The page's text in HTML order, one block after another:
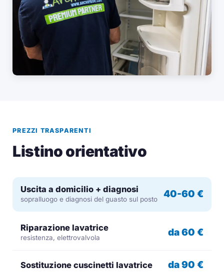
PREZZI TRASPARENTI
Listino orientativo
Uscita a domicilio + diagnosi
sopralluogo e diagnosi del guasto sul posto 40-60 €
Riparazione lavatrice
resistenza, elettrovalvola da 60 €
Sostituzione cuscinetti lavatrice da 90 €